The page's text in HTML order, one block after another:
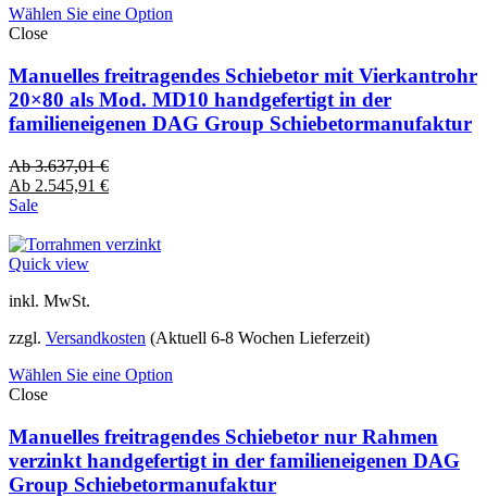
Wählen Sie eine Option
Close
Manuelles freitragendes Schiebetor mit Vierkantrohr
20×80 als Mod. MD10 handgefertigt in der
familieneigenen DAG Group Schiebetormanufaktur
Ab3.637,01€
Ab 2.545,91 €
Sale
Quick view
inkl. MwSt.
zzgl. Versandkosten (Aktuell 6-8 Wochen Lieferzeit)
Wählen Sie eine Option
Close
Manuelles freitragendes Schiebetor nur Rahmen
verzinkt handgefertigt in der familieneigenen DAG
Group Schiebetormanufaktur